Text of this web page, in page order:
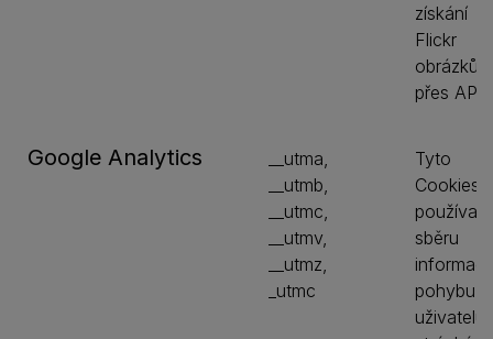
získání
Flickr
obrázků
přes API
Google Analytics
__utma,
__utmb,
__utmc,
__utmv,
__utmz,
_utmc
Tyto
Cookies
používají
sběru
pohybu
uživatelů